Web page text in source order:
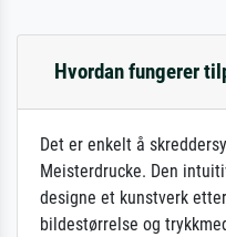
Hvordan fungerer
Det er enkelt å
Meisterdrucke. Den
designe et kunstverk
bildestørrelse og